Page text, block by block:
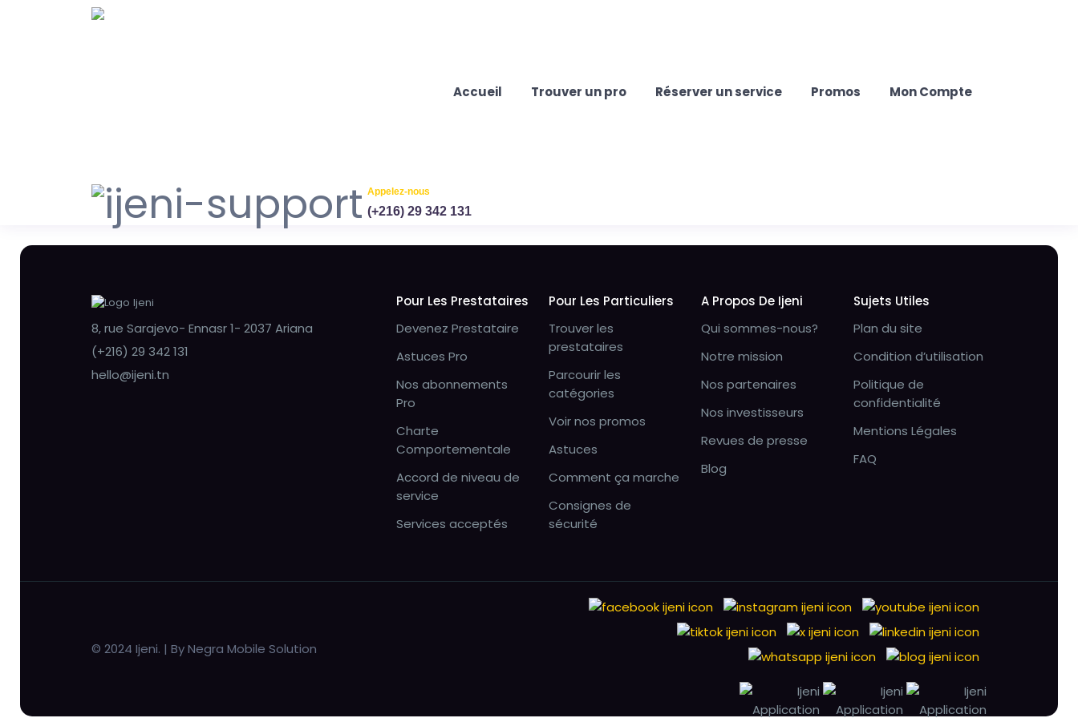
Accueil Trouver un pro Réserver un service Promos Mon Compte
Appelez-nous
(+216) 29 342 131
8, rue Sarajevo- Ennasr 1- 2037 Ariana
(+216) 29 342 131
hello@ijeni.tn
Pour Les Prestataires
Devenez Prestataire
Astuces Pro
Nos abonnements
Pro
Charte
Comportementale
Accord de niveau de
service
Services acceptés
Pour Les Particuliers
Trouver les
prestataires
Parcourir les
catégories
Voir nos promos
Astuces
Comment ça marche
Consignes de
sécurité
A Propos De Ijeni
Qui sommes-nous?
Notre mission
Nos partenaires
Nos investisseurs
Revues de presse
Blog
Sujets Utiles
Plan du site
Condition d’utilisation
Politique de
confidentialité
Mentions Légales
FAQ
© 2024 Ijeni. | By Negra Mobile Solution